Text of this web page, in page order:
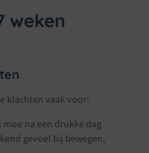
weken
klachten vaak voor:
moe na een drukke dag
gevoel bij bewegen,